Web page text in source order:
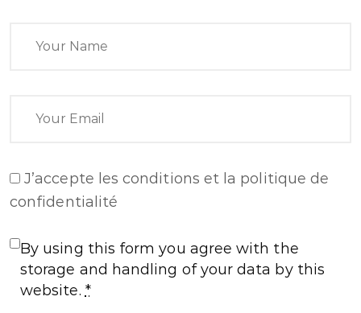
J’accepte les conditions et la politique de
confidentialité
By using this form you agree with the
storage and handling of your data by this
website. *